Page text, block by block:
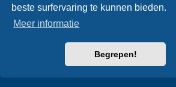
beste surfervaring te kunnen bieden.
Meer informatie
Begrepen!